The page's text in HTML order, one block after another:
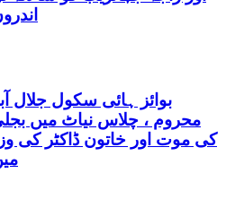
بوائز ہائی سکول جلال
محروم ، چلاس نیاٹ میں
کی موت اور خاتون ڈاکٹر کی